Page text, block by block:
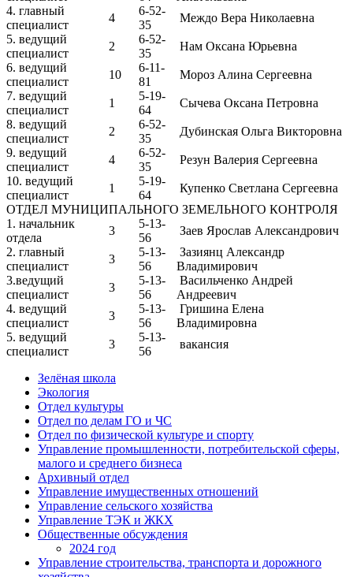
4. главный
специалист
4
6-52-
35
Междо Вера Николаевна
5. ведущий
специалист
2
6-52-
35
Нам Оксана Юрьевна
6. ведущий
специалист
10
6-11-
81
Мороз Алина Сергеевна
7. ведущий
специалист
1
5-19-
64
Сычева Оксана Петровна
8. ведущий
специалист
2
6-52-
35
Дубинская Ольга Викторовна
9. ведущий
специалист
4
6-52-
35
Резун Валерия Сергеевна
10. ведущий
специалист
1
5-19-
64
Купенко Светлана Сергеевна
ОТДЕЛ МУНИЦИПАЛЬНОГО ЗЕМЕЛЬНОГО КОНТРОЛЯ
1. начальник
отдела
3
5-13-
56
Заев Ярослав Александрович
2. главный
специалист
3
5-13-
56
Зазиянц Александр
Владимирович
3.ведущий
специалист
3
5-13-
56
Васильченко Андрей
Андреевич
4. ведущий
специалист
3
5-13-
56
Гришина Елена
Владимировна
5. ведущий
специалист
3
5-13-
56
вакансия
Зелёная школа
Экология
Отдел культуры
Отдел по делам ГО и ЧС
Отдел по физической культуре и спорту
Управление промышленности, потребительской сферы,
малого и среднего бизнеса
Архивный отдел
Управление имущественных отношений
Управление сельского хозяйства
Управление ТЭК и ЖКХ
Общественные обсуждения
2024 год
Управление строительства, транспорта и дорожного